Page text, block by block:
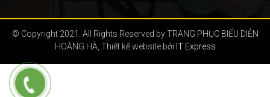
© Copyright 2021. All Rights Reserved by TRANG PHỤC BIỂU DIỄN
HOÀNG HÀ, Thiết kế website bởi IT Express